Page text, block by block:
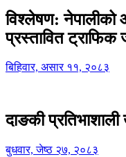
विश्लेषण: नेपालीको
प्रस्तावित ट्राफिक
बिहिवार, असार ११, २०८३
दाङकी
बुधवार, जेष्ठ २७, २०८३